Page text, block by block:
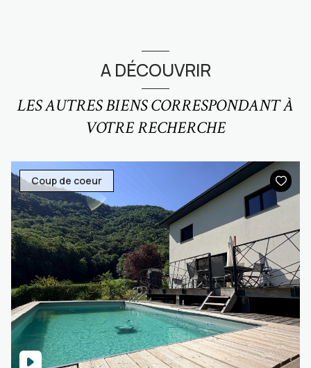
A DÉCOUVRIR
LES AUTRES BIENS CORRESPONDANT À
VOTRE RECHERCHE
Coup de coeur